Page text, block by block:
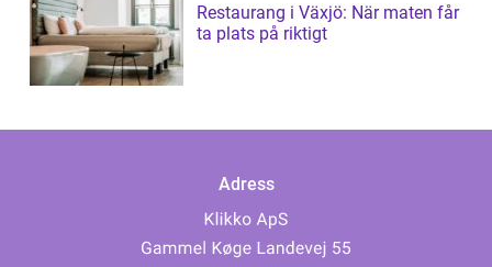
Restaurang i Växjö: När maten får
ta plats på riktigt
Adress